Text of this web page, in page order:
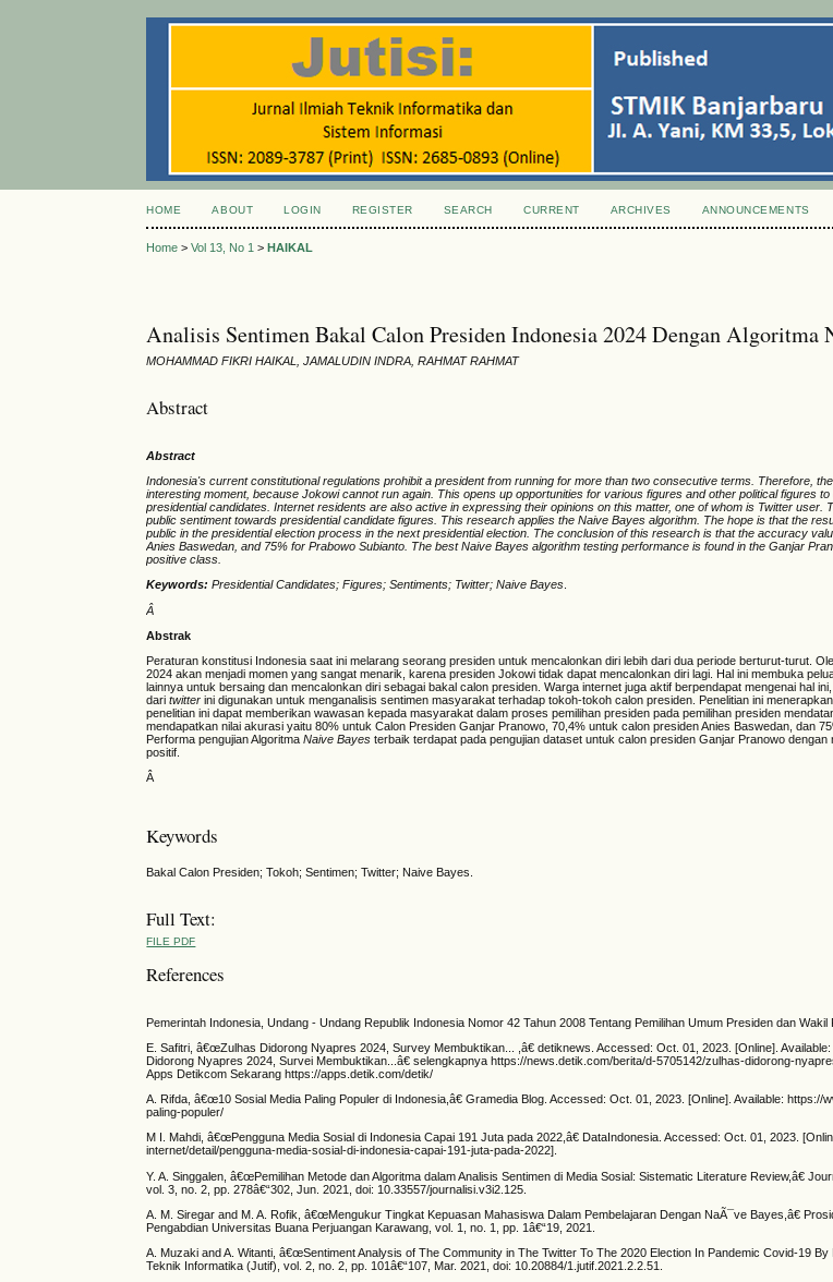
HOME ABOUT LOGIN REGISTER SEARCH CURRENT ARCHIVES ANNOUNCEMENTS
Home >Vol 13, No 1 >HAIKAL
Analisis Sentimen Bakal Calon Presiden Indonesia 2024 Dengan Algoritma
MOHAMMAD FIKRI HAIKAL, JAMALUDIN INDRA, RAHMAT RAHMAT
Abstract
Abstract
Indonesia's current constitutional regulations prohibit a president from running for more than two consecutive terms. Therefore,
interesting moment, because Jokowi cannot run again. This opens up opportunities for various figures and other political figures
presidential candidates. Internet residents are also active in expressing their opinions on this matter, one of whom is Twitter user.
public sentiment towards presidential candidate figures. This research applies the Naive Bayes algorithm. The hope is that the
public in the presidential election process in the next presidential election. The conclusion of this research is that the accuracy
Anies Baswedan, and 75% for Prabowo Subianto. The best Naive Bayes algorithm testing performance is found in the Ganjar
positive class.
Keywords: Presidential Candidates; Figures; Sentiments; Twitter; Naive Bayes.
Â
Abstrak
Peraturan konstitusi Indonesia saat ini melarang seorang presiden untuk mencalonkan diri lebih dari dua periode berturut-turut.
2024 akan menjadi momen yang sangat menarik, karena presiden Jokowi tidak dapat mencalonkan diri lagi. Hal ini membuka
lainnya untuk bersaing dan mencalonkan diri sebagai bakal calon presiden. Warga internet juga aktif berpendapat mengenai hal
daritwitter ini digunakan untuk menganalisis sentimen masyarakat terhadap tokoh-tokoh calon presiden. Penelitian ini
penelitian ini dapat memberikan wawasan kepada masyarakat dalam proses pemilihan presiden pada pemilihan presiden
mendapatkan nilai akurasi yaitu 80% untuk Calon Presiden Ganjar Pranowo, 70,4% untuk calon presiden Anies Baswedan, dan
Performa pengujian AlgoritmaNaive Bayes terbaik terdapat pada pengujian dataset untuk calon presiden Ganjar Pranowo
positif.
Â
Keywords
Bakal Calon Presiden; Tokoh; Sentimen; Twitter; Naive Bayes.
Full Text:
FILE PDF
References
Pemerintah Indonesia, Undang - Undang Republik Indonesia Nomor 42 Tahun 2008 Tentang Pemilihan Umum Presiden dan
E. Safitri, â€œZulhas Didorong Nyapres 2024, Survey Membuktikan... ,â€ detiknews. Accessed: Oct. 01, 2023. [Online].
Didorong Nyapres 2024, Survei Membuktikan...â€ selengkapnya https://news.detik.com/berita/d-5705142/zulhas-didorong-
Apps Detikcom Sekarang https://apps.detik.com/detik/
A. Rifda, â€œ10 Sosial Media Paling Populer di Indonesia,â€ Gramedia Blog. Accessed: Oct. 01, 2023. [Online]. Available: https://
paling-populer/
M I. Mahdi, â€œPengguna Media Sosial di Indonesia Capai 191 Juta pada 2022,â€ DataIndonesia. Accessed: Oct. 01, 2023.
internet/detail/pengguna-media-sosial-di-indonesia-capai-191-juta-pada-2022].
Y. A. Singgalen, â€œPemilihan Metode dan Algoritma dalam Analisis Sentimen di Media Sosial: Sistematic Literature Review,â€
vol. 3, no. 2, pp. 278â€“302, Jun. 2021, doi: 10.33557/journalisi.v3i2.125.
A. M. Siregar and M. A. Rofik, â€œMengukur Tingkat Kepuasan Mahasiswa Dalam Pembelajaran Dengan NaÃ¯ve Bayes,â€
Pengabdian Universitas Buana Perjuangan Karawang, vol. 1, no. 1, pp. 1â€“19, 2021.
A. Muzaki and A. Witanti, â€œSentiment Analysis of The Community in The Twitter To The 2020 Election In Pandemic Covid-19
Teknik Informatika (Jutif), vol. 2, no. 2, pp. 101â€“107, Mar. 2021, doi: 10.20884/1.jutif.2021.2.2.51.